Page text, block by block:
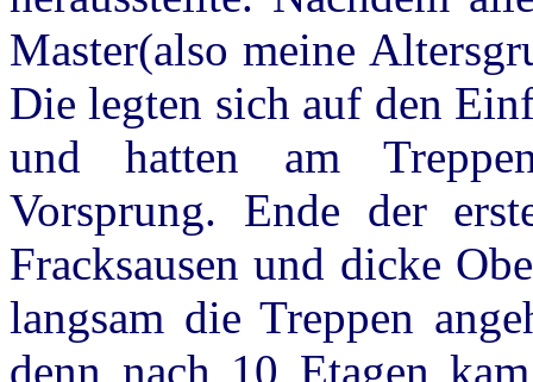
Master(also meine
Die legten sich auf den
und hatten am
Vorsprung. Ende der
Fracksausen und dicke
langsam die Treppen
denn nach 10 Etagen